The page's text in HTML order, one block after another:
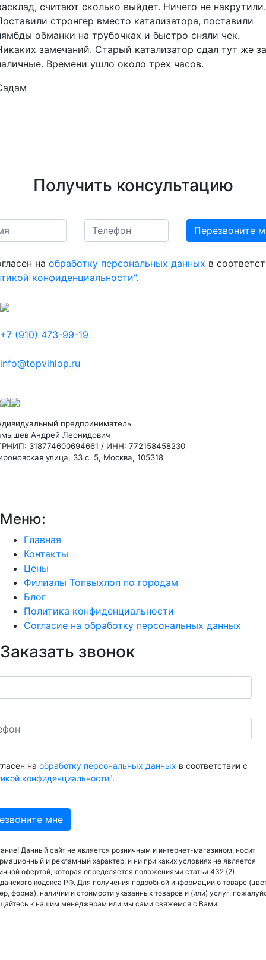
считают сколько выйдет. Ничего не накрутили.
стронгер вместо катализатора, поставили
обманки на трубочках и быстро сняли чек.
замечаний. Старый катализатор сдал тут же за
Времени ушло около трех часов.
Получить консультацию
на обработку персональных данных в
конфиденциальности".
+7 (910) 473-99-19
info@topvihlop.ru
предприниматель
Андрей Леонидович
318774600694661 / ИНН: 772158458230
улица, 33 с. 5, Москва, 105318
Меню:
Главная
Контакты
Цены
Филиалы Топвыхлоп по городам
Блог
Политика конфиденциальности
Согласие на обработку персональных данных
Заказать звонок
на обработку персональных данных в соответствии с
конфиденциальности".
Данный сайт не является розничным и интернет-магазином, носит
и рекламный характер, и ни при каких условиях не является
офертой, которая определяется положениями статьи 432 (2)
кодекса РФ. Для получения подробной информации о товаре
форма), наличии и стоимости указанных товаров и (или) услуг,
к нашим менеджерам или мы сами свяжемся с Вами.